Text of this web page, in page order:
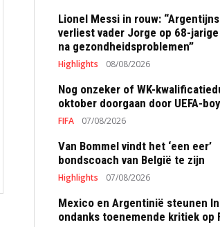
Lionel Messi in rouw:
verliest vader Jorge op 68-
na gezondheidsproblemen”
Highlights 08/08/2026
Nog onzeker of WK-
oktober doorgaan door UEFA-
FIFA 07/08/2026
Van Bommel vindt het ‘een eer’
bondscoach van België te zijn
Highlights 07/08/2026
Mexico en Argentinië steunen
ondanks toenemende kritiek op